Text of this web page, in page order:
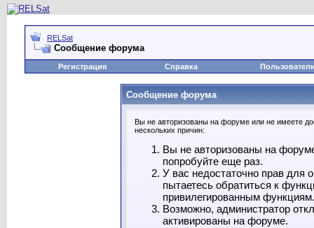
RELSat
Сообщение форума
Регистрация Справка
Сообщение форума
Вы не авторизованы на форуме или не имеете
нескольких причин:
Вы не авторизованы на
попробуйте еще раз.
У вас недостаточно прав для
пытаетесь обратиться к
привилегированным функциям.
Возможно, администратор
активированы на форуме.